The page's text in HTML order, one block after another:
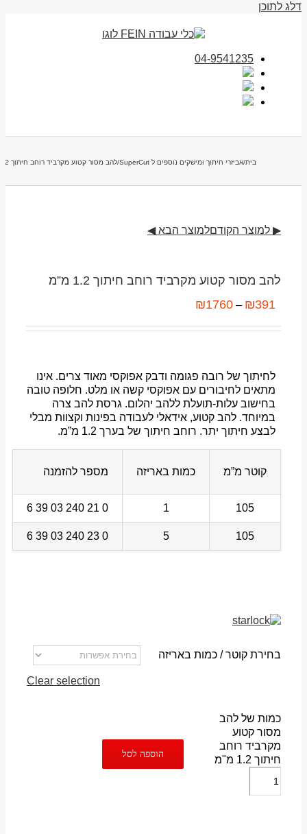
דלג לתוכן
04-9541235
בית/אביזרי חיתוך ומישקים נוספים ל SuperCut /להב מסור קטוע מקרביד רוחב חיתוך 1.2 מ”מ
▶ למוצר הקודםלמוצר הבא ◀
להב מסור קטוע מקרביד רוחב חיתוך 1.2 מ”מ
₪391
–
₪1760
לחיתוך של רובה פגומה ודבק אפוקסי מאוד צרים. אינו
מתאים לחיבורים עם אפוקסי קשה או מלט. חלופה טובה
בחישוב עלות-תועלת ללהב יהלום. גרסת להב צרה
במיוחד. להב קטוע, אידאלי לעבודה בפינות וקצוות מבלי
לבצע חיתוך יתר. רוחב חיתוך של בערך 1.2 מ”מ.
קוטר מ”מ כמות באריזה מספר להזמנה
105
1
0 21 240 03 39 6
105
5
0 23 240 03 39 6
בחירת קוטר / כמות באריזה
Clear selection
כמות של להב
מסור קטוע
מקרביד רוחב
חיתוך 1.2 מ"מ
הוספה לסל